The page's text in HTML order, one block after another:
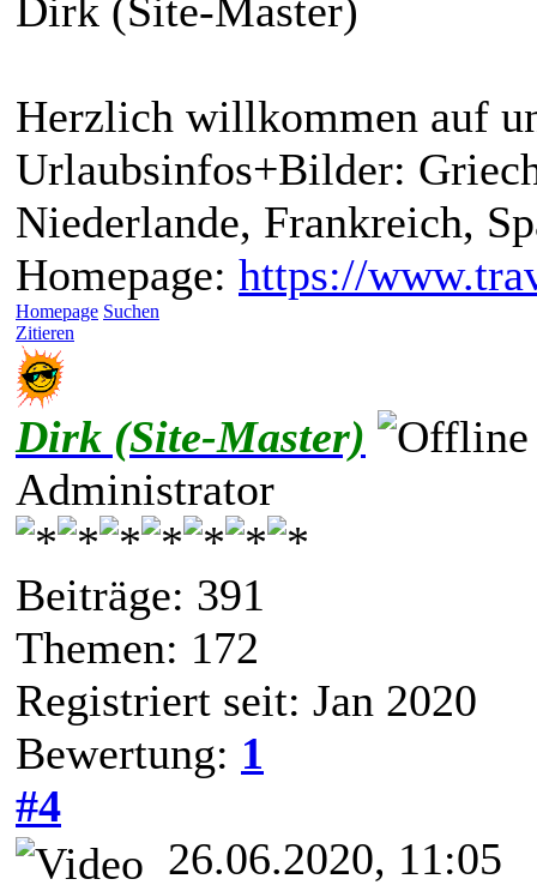
Dirk (Site-Master)
Herzlich willkommen auf
Urlaubsinfos+Bilder:
Niederlande, Frankreich,
Homepage: https://
Homepage Suchen
Zitieren
Dirk (Site-Master)
Administrator
Beiträge: 391
Themen: 172
Registriert seit: Jan 2020
Bewertung: 1
#4
26.06.2020, 11:05